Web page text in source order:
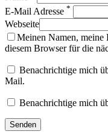
E-Mail Adresse *
Webseite
Meinen Namen, meine
diesem Browser für die
Benachrichtige mich
Mail.
Benachrichtige mich